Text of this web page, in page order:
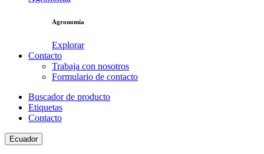
Agronomía
Explorar
Contacto
Trabaja con nosotros
Formulario de contacto
Buscador de producto
Etiquetas
Contacto
Ecuador